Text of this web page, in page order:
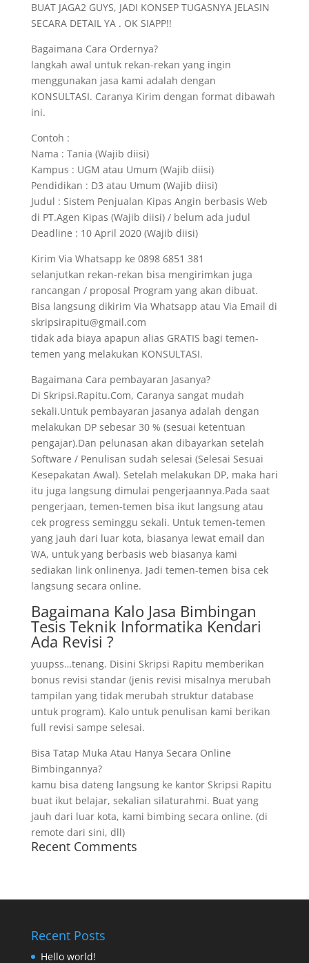
BUAT JAGA2 GUYS, JADI KONSEP TUGASNYA JELASIN
SECARA DETAIL YA . OK SIAPP!!
Bagaimana Cara Ordernya?
langkah awal untuk rekan-rekan yang ingin
menggunakan jasa kami adalah dengan
KONSULTASI. Caranya Kirim dengan format dibawah
ini.
Contoh :
Nama : Tania (Wajib diisi)
Kampus : UGM atau Umum (Wajib diisi)
Pendidikan : D3 atau Umum (Wajib diisi)
Judul : Sistem Penjualan Kipas Angin berbasis Web
di PT.Agen Kipas (Wajib diisi) / belum ada judul
Deadline : 10 April 2020 (Wajib diisi)
Kirim Via Whatsapp ke 0898 6851 381
selanjutkan rekan-rekan bisa mengirimkan juga
rancangan / proposal Program yang akan dibuat.
Bisa langsung dikirim Via Whatsapp atau Via Email di
skripsirapitu@gmail.com
tidak ada biaya apapun alias GRATIS bagi temen-
temen yang melakukan KONSULTASI.
Bagaimana Cara pembayaran Jasanya?
Di Skripsi.Rapitu.Com, Caranya sangat mudah
sekali.Untuk pembayaran jasanya adalah dengan
melakukan DP sebesar 30 % (sesuai ketentuan
pengajar).Dan pelunasan akan dibayarkan setelah
Software / Penulisan sudah selesai (Selesai Sesuai
Kesepakatan Awal). Setelah melakukan DP, maka hari
itu juga langsung dimulai pengerjaannya.Pada saat
pengerjaan, temen-temen bisa ikut langsung atau
cek progress seminggu sekali. Untuk temen-temen
yang jauh dari luar kota, biasanya lewat email dan
WA, untuk yang berbasis web biasanya kami
sediakan link onlinenya. Jadi temen-temen bisa cek
langsung secara online.
Bagaimana Kalo Jasa Bimbingan
Tesis Teknik Informatika Kendari
Ada Revisi ?
yuupss…tenang. Disini Skripsi Rapitu memberikan
bonus revisi standar (jenis revisi misalnya merubah
tampilan yang tidak merubah struktur database
untuk program). Kalo untuk penulisan kami berikan
full revisi sampe selesai.
Bisa Tatap Muka Atau Hanya Secara Online
Bimbingannya?
kamu bisa dateng langsung ke kantor Skripsi Rapitu
buat ikut belajar, sekalian silaturahmi. Buat yang
jauh dari luar kota, kami bimbing secara online. (di
remote dari sini, dll)
Recent Comments
Recent Posts
Hello world!